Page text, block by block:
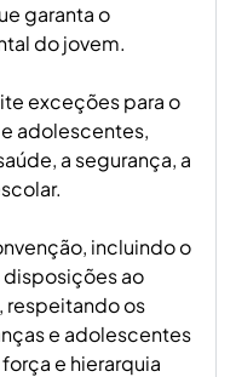
garanta o
do jovem.
exceções para o
adolescentes,
a segurança, a
incluindo o
disposições ao
respeitando os
e adolescentes
e hierarquia